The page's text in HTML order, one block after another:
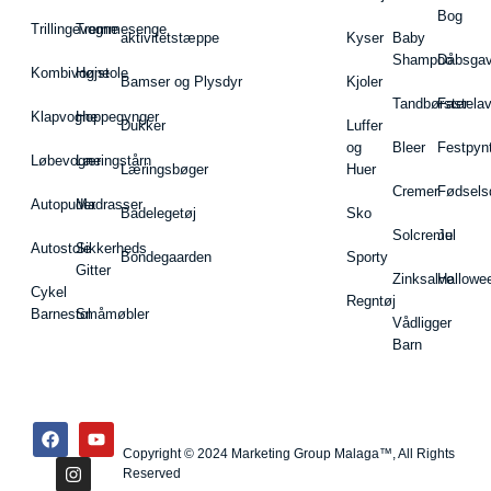
Trillingevogne
Kombivogne
Klapvogne
Løbevogne
Autopuder
Autostole
Cykel
Barnestol
Tremmesenge
Højstole
Hoppegynger
Læringstårn
Madrasser
Sikkerheds
Gitter
Småmøbler
aktivitetstæppe
Bamser og Plysdyr
Dukker
Læringsbøger
Badelegetøj
Bondegaarden
Kyser
Kjoler
Luffer
og
Huer
Sko
Sporty
Regntøj
Baby
Shampoo
Tandbørster
Bleer
Cremer
Solcreme
Zinksalve
Vådligger
Barn
Bog
Jul
Copyright © 2024 Marketing Group Malaga™, All Rights
Reserved